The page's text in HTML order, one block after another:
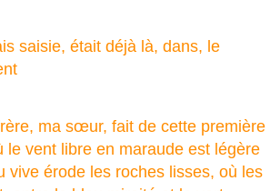
saisie, était déjà là, dans, l e
ma sœur, fait de cette première
le vent libre en maraude est légère
vive érode l es roches lisses, où les